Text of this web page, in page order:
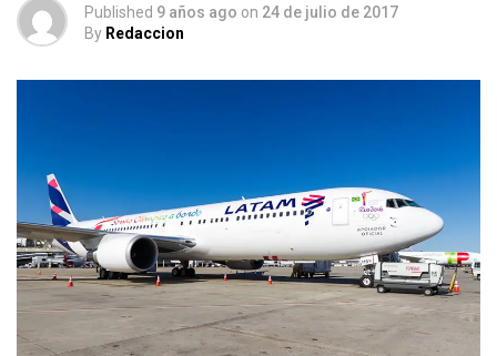
Published 9 años ago on 24 de julio de 2017
By Redaccion